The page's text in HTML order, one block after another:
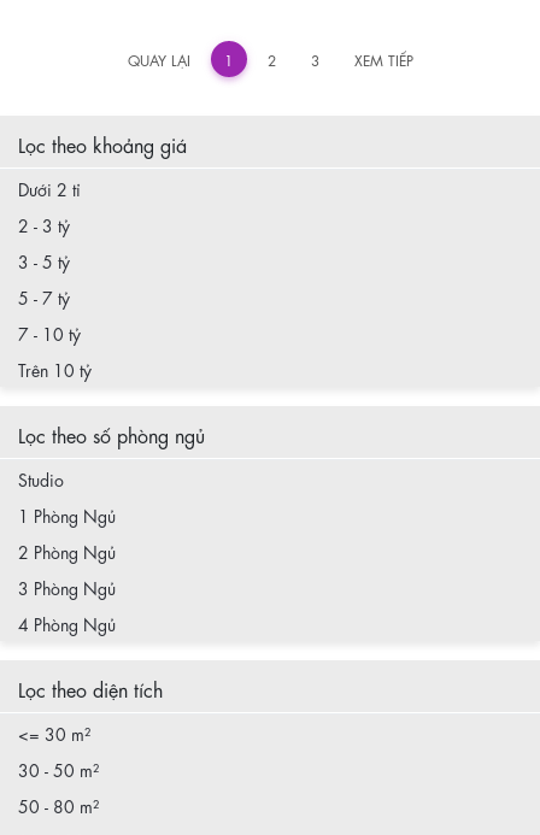
QUAY LẠI« 1 2 3 XEM TIẾP»
Lọc theo khoảng giá
Dưới 2 tỉ
2 - 3 tỷ
3 - 5 tỷ
5 - 7 tỷ
7 - 10 tỷ
Trên 10 tỷ
Lọc theo số phòng ngủ
Studio
1 Phòng Ngủ
2 Phòng Ngủ
3 Phòng Ngủ
4 Phòng Ngủ
Lọc theo diện tích
<= 30 m²
30 - 50 m²
50 - 80 m²